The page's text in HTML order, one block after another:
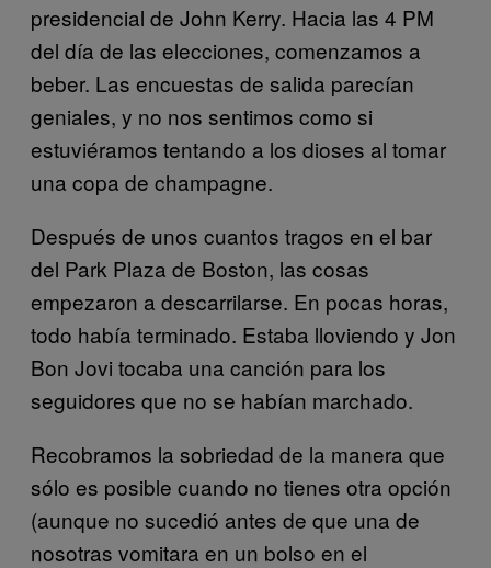
presidencial de John Kerry. Hacia las 4 PM
del día de las elecciones, comenzamos a
beber. Las encuestas de salida parecían
geniales, y no nos sentimos como si
estuviéramos tentando a los dioses al tomar
una copa de champagne.
Después de unos cuantos tragos en el bar
del Park Plaza de Boston, las cosas
empezaron a descarrilarse. En pocas horas,
todo había terminado. Estaba lloviendo y Jon
Bon Jovi tocaba una canción para los
seguidores que no se habían marchado.
Recobramos la sobriedad de la manera que
sólo es posible cuando no tienes otra opción
(aunque no sucedió antes de que una de
nosotras vomitara en un bolso en el